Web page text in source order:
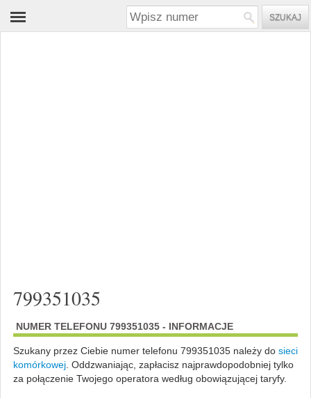
799351035
NUMER TELEFONU 799351035 - INFORMACJE
Szukany przez Ciebie numer telefonu 799351035 należy do sieci
komórkowej. Oddzwaniając, zapłacisz najprawdopodobniej tylko
za połączenie Twojego operatora według obowiązującej taryfy.